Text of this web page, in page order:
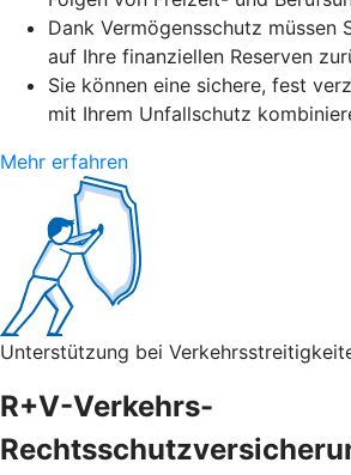
Dank Vermögensschutz müssen
auf Ihre finanziellen Reserven
Sie können eine sichere, fest
mit Ihrem Unfallschutz
Mehr erfahren
Unterstützung bei
R+V-Verkehrs-